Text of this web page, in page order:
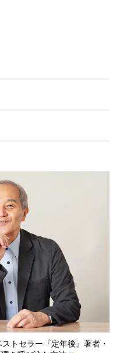
トセラー『定年後』著者・